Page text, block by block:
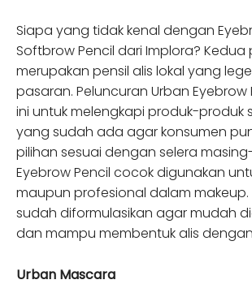
Siapa yang tidak kenal dengan
Softbrow Pencil dari Implora? Kedua
merupakan pensil alis lokal yang
pasaran. Peluncuran Urban Eyebrow
ini untuk melengkapi produk-produk
yang sudah ada agar konsumen
pilihan sesuai dengan selera
Eyebrow Pencil cocok digunakan
maupun profesional dalam makeup.
sudah diformulasikan agar mudah
dan mampu membentuk alis
Urban Mascara